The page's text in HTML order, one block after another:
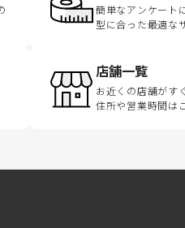
簡単なアンケート
型に合った最適な
店舗一覧
お近くの店舗がす
住所や営業時間は